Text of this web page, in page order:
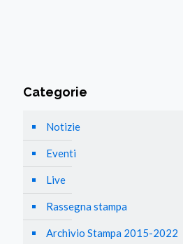
Categorie
Notizie
Eventi
Live
Rassegna stampa
Archivio Stampa 2015-2022